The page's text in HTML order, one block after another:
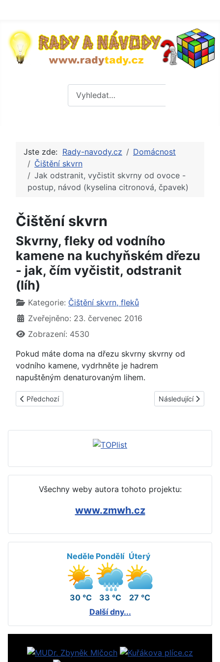
Jste zde: Rady-navody.cz
Domácnost
Čištění skvrn
Jak odstranit, vyčistit skvrny od ovoce -
postup, návod (kyselina citronová, čpavek)
Čištění skvrn
Skvrny, fleky od vodního
kamene na kuchyňském dřezu
- jak, čím vyčistit, odstranit
(líh)
Základní údaje
Kategorie: Čištění skvrn, fleků
Zveřejněno: 23. červenec 2016
Zobrazení: 4530
Pokud máte doma na dřezu skvrny skvrny od
vodního kamene, vydrhněte je hadrem
napuštěným denaturovaným lihem.
Předchozí článek: Skvrny, fleky od rzi na kuchyňském
Předchozí Další článek:
Následující
Všechny weby autora tohoto projektu:
www.zmwh.cz
Neděle
30 °C
Pondělí
33 °C
Úterý
27 °C
Další dny...